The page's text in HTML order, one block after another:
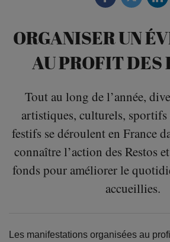
ORGANISER UN
AU PROFIT DES
Tout au long de l’année,
artistiques, culturels,
festifs se déroulent en France
connaître l’action des Restos
fonds pour améliorer le
accueillies.
Les manifestations organisées au